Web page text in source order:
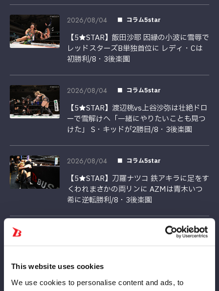
This website uses cookies
We use cookies to personalise content and ads, to
2026/08/04 コラム5star
【5★STAR】飯田沙耶 因縁の小波に雪辱で
レッドスターズB単独首位に レディ・Cは
初勝利/8・3後楽園
2026/08/04 コラム5star
【5★STAR】渡辺桃vs上谷沙弥は壮絶ドロ
ーで雪解けへ「一緒にやりたいことも見つ
けた」 S・キッドが2勝目/8・3後楽園
2026/08/04 コラム5star
【5★STAR】刀羅ナツコ 鉄アキラに足をす
くわれまさかの両リンに AZMは青木いつ
希に逆転勝利/8・3後楽園
【5★STAR】妃南が梨杏に勝利で踏みとど
園速報